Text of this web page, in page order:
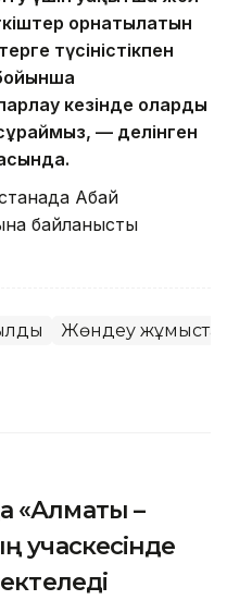
орнатылатын
түсіністікпен
кезінде оларды
— делінген
Абай
байланысты
Жөндеу
«Алматы –
учаскесінде